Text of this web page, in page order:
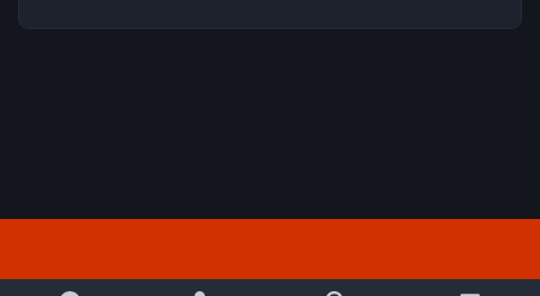
f